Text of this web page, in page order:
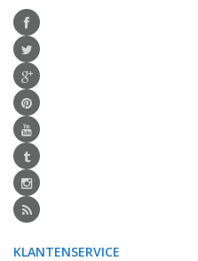
KLANTENSERVICE